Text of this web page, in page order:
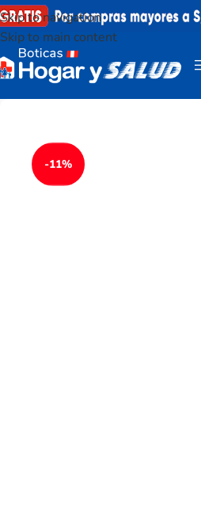
Skip to navigation
Skip to main content
-11%